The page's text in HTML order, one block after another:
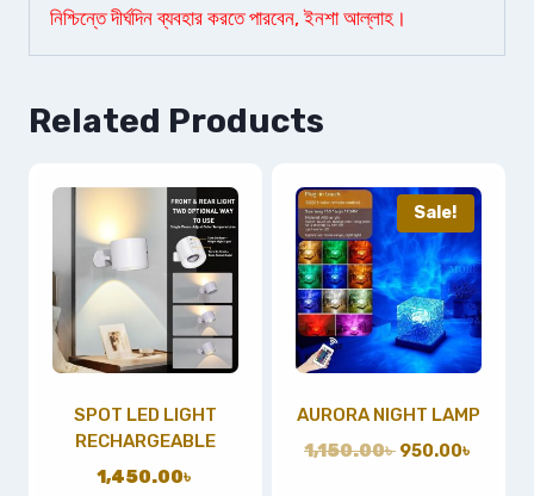
নিশ্চিন্তে দীর্ঘদিন ব্যবহার করতে পারবেন, ইনশা আল্লাহ।
Related Products
SPOT LED LIGHT
RECHARGEABLE
1,450.00৳
Sale!
AURORA NIGHT LAMP
1,150.00৳ 950.00৳